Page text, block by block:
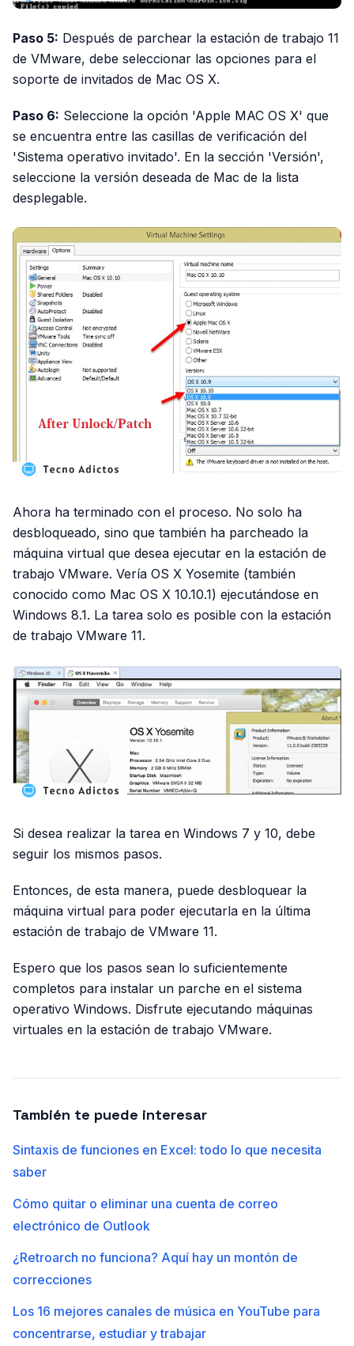
Paso 5: Después de parchear la estación de trabajo 11
de VMware, debe seleccionar las opciones para el
soporte de invitados de Mac OS X.
Paso 6: Seleccione la opción 'Apple MAC OS X' que
se encuentra entre las casillas de verificación del
'Sistema operativo invitado'. En la sección 'Versión',
seleccione la versión deseada de Mac de la lista
desplegable.
Ahora ha terminado con el proceso. No solo ha
desbloqueado, sino que también ha parcheado la
máquina virtual que desea ejecutar en la estación de
trabajo VMware. Vería OS X Yosemite (también
conocido como Mac OS X 10.10.1) ejecutándose en
Windows 8.1. La tarea solo es posible con la estación
de trabajo VMware 11.
Si desea realizar la tarea en Windows 7 y 10, debe
seguir los mismos pasos.
Entonces, de esta manera, puede desbloquear la
máquina virtual para poder ejecutarla en la última
estación de trabajo de VMware 11.
Espero que los pasos sean lo suficientemente
completos para instalar un parche en el sistema
operativo Windows. Disfrute ejecutando máquinas
virtuales en la estación de trabajo VMware.
También te puede interesar
Sintaxis de funciones en Excel: todo lo que necesita
saber
Cómo quitar o eliminar una cuenta de correo
electrónico de Outlook
¿Retroarch no funciona? Aquí hay un montón de
correcciones
Los 16 mejores canales de música en YouTube para
concentrarse, estudiar y trabajar